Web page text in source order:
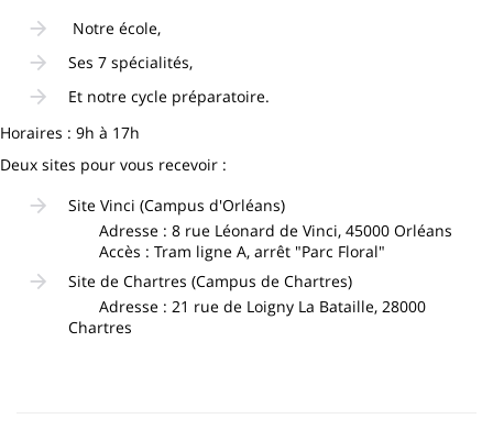
Notre école,
Ses 7 spécialités,
Et notre cycle préparatoire.
Horaires : 9h à 17h
Deux sites pour vous recevoir :
Site Vinci (Campus d'Orléans)
Adresse : 8 rue Léonard de Vinci, 45000 Orléans
Accès : Tram ligne A, arrêt "Parc Floral"
Site de Chartres (Campus de Chartres)
Adresse : 21 rue de Loigny La Bataille, 28000
Chartres